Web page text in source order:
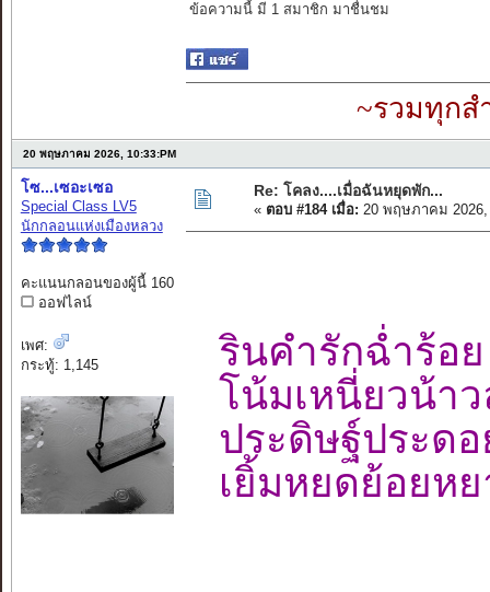
ข้อความนี้ มี 1 สมาชิก มาชื่นชม
~รวมทุกส
20 พฤษภาคม 2026, 10:33:PM
โซ...เซอะเซอ
Special Class LV5
นักกลอนแห่งเมืองหลวง
คะแนนกลอนของผู้นี้ 160
ออฟไลน์
เพศ:
กระทู้: 1,145
Re: โคลง....เมื่อฉันหยุดพัก...
« ตอบ #184 เมื่อ: 20 พฤษภาคม 2026,
รินคำรักฉ่ำร้
โน้มเหนี่ยวน้า
ประดิษฐ์ประด
เยิ้มหยดย้อยห